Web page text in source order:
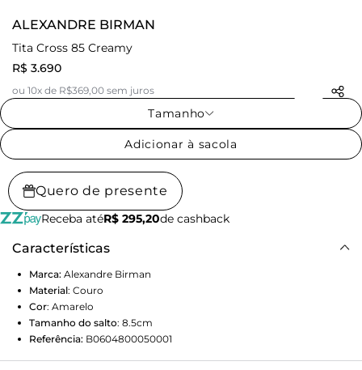
ALEXANDRE BIRMAN
Tita Cross 85 Creamy
R$ 3.690
ou 10x de R$369,00 sem juros
Tamanho
Adicionar à sacola
Quero de presente
Receba atéR$ 295,20de cashback
Características
Marca: Alexandre Birman
Material: Couro
Cor: Amarelo
Tamanho do salto: 8.5cm
Referência: B0604800050001